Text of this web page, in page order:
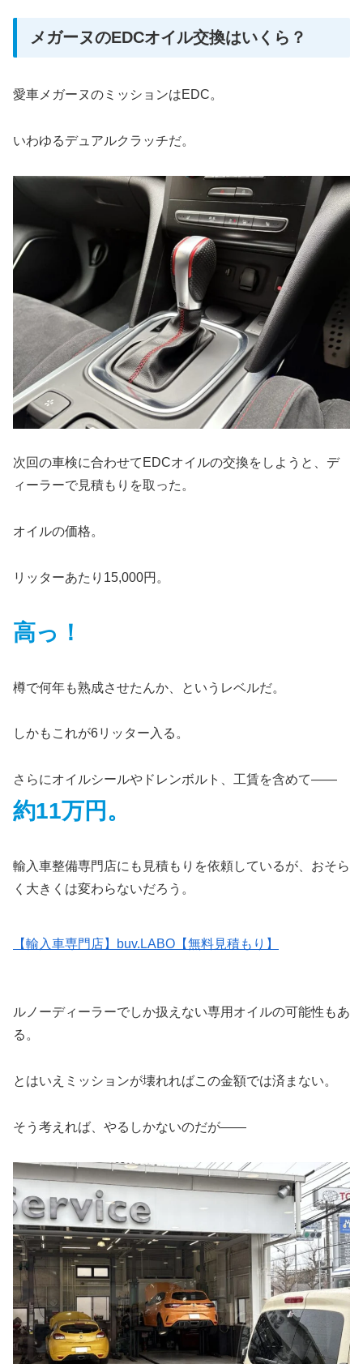
メガーヌのEDCオイル交換はいくら？
愛車メガーヌのミッションはEDC。
いわゆるデュアルクラッチだ。
次回の車検に合わせてEDCオイルの交換をしようと、デ
ィーラーで見積もりを取った。
オイルの価格。
リッターあたり15,000円。
高っ！
樽で何年も熟成させたんか、というレベルだ。
しかもこれが6リッター入る。
さらにオイルシールやドレンボルト、工賃を含めて——
約11万円。
輸入車整備専門店にも見積もりを依頼しているが、おそら
く大きくは変わらないだろう。
【輸入車専門店】buv.LABO【無料見積もり】
ルノーディーラーでしか扱えない専用オイルの可能性もあ
る。
とはいえミッションが壊れればこの金額では済まない。
そう考えれば、やるしかないのだが——